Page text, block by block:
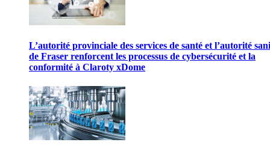
L’autorité provinciale des services de santé et l’autorité
de Fraser renforcent les processus de cybersécurité et la
conformité à Claroty xDome